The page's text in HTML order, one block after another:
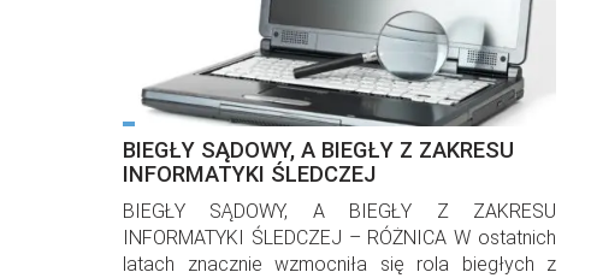
BIEGŁY SĄDOWY, A BIEGŁY Z ZAKRESU
INFORMATYKI ŚLEDCZEJ
BIEGŁY SĄDOWY, A BIEGŁY Z ZAKRESU
INFORMATYKI ŚLEDCZEJ – RÓŻNICA W ostatnich
latach znacznie wzmocniła się rola biegłych z